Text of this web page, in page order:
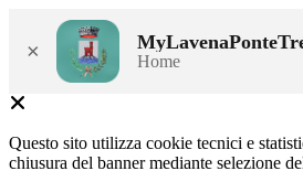
× Home
Questo sito utilizza cookie tecnici e
chiusura del banner mediante selezione